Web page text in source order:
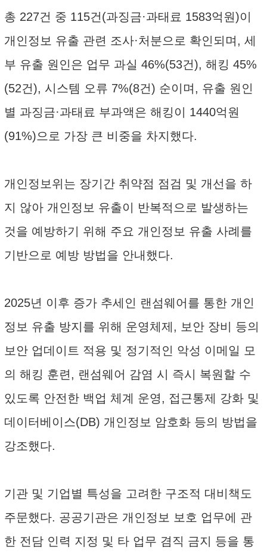
총 227건 중 115건(과징금·과태료 1583억원)이
개인정보 유출 관련 조사·처분으로 확인되며, 세
부 유출 원인은 업무 과실 46%(53건), 해킹 45%
(52건), 시스템 오류 7%(8건) 순이며, 유출 원인
별 과징금·과태료 부과액은 해킹이 1440억원
(91%)으로 가장 큰 비중을 차지했다.
개인정보위는 장기간 취약점 점검 및 개선을 하
지 않아 개인정보 유출이 반복적으로 발생하는
것을 예방하기 위해 주요 개인정보 유출 사례를
기반으로 예방 방법을 안내했다.
2025년 이후 증가 추세인 랜섬웨어를 통한 개인
정보 유출 방지를 위해 운영체제, 보안 장비 등의
보안 업데이트 적용 및 정기적인 악성 이메일 모
의 해킹 훈련, 랜섬웨어 감염 시 즉시 복원할 수
있도록 안전한 백업 체계 운영, 접근통제 강화 및
데이터베이스(DB) 개인정보 암호화 등의 방법을
강조했다.
기관 및 기업별 특성을 고려한 구조적 대비책도
주문했다. 공공기관은 개인정보 보호 업무에 관
한 전담 인력 지정 및 타 업무 겸직 금지 등을 통